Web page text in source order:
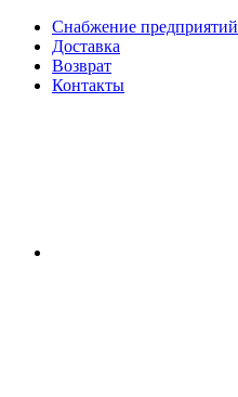
Снабжение предприятий
Доставка
Возврат
Контакты